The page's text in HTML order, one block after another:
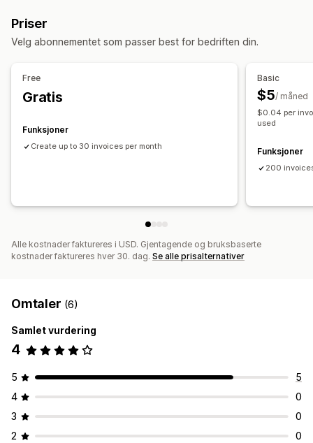
Filadministrasjon
Sekvensiell nummerering
Priser
Velg abonnementet som passer best for bedriften din.
Free
Gratis
Funksjoner
Create up to 30 invoices per month
Basic
$5/ måned
$0.04 per
used
Funksjoner
200
Alle kostnader faktureres i USD. Gjentagende og bruksbaserte
kostnader faktureres hver 30. dag. Se alle prisalternativer
Omtaler (6)
Samlet vurdering
4
5
5
4
0
3
0
2
0